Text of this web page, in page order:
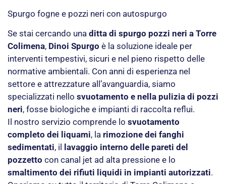
Spurgo fogne e pozzi neri con autospurgo
Se stai cercando una ditta di spurgo pozzi neri a Torre
Colimena, Dinoi Spurgo è la soluzione ideale per
interventi tempestivi, sicuri e nel pieno rispetto delle
normative ambientali. Con anni di esperienza nel
settore e attrezzature all’avanguardia, siamo
specializzati nello svuotamento e nella pulizia di pozzi
neri, fosse biologiche e impianti di raccolta reflui.
Il nostro servizio comprende lo svuotamento
completo dei liquami, la rimozione dei fanghi
sedimentati, il
lavaggio interno delle pareti del
pozzetto con canal jet ad alta pressione e lo
smaltimento dei rifiuti liquidi in impianti autorizzati.